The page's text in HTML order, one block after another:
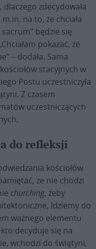
zdecydowała
na to, że chciała
będzie się
pokazać, że
– dodała. Sama
stacyjnych w
Postu uczestniczyła
Z czasem
uczestniczących
do refleksji
kościołów
że nie chodzi
churching, żeby
Idziemy do
ważnego elementu
kto decyduje się na
wchodzi do świątyni,